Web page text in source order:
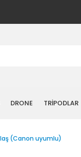
DRONE TRİPODLAR
(Canon uyumlu)